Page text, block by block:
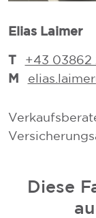
Elias Laimer
T +43 03862
M
Diese